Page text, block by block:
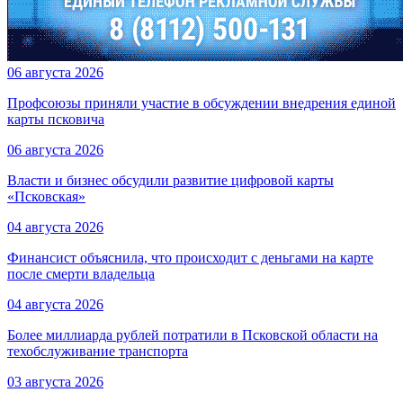
06 августа 2026
Профсоюзы приняли участие в обсуждении внедрения единой
карты псковича
06 августа 2026
Власти и бизнес обсудили развитие цифровой карты
«Псковская»
04 августа 2026
Финансист объяснила, что происходит с деньгами на карте
после смерти владельца
04 августа 2026
Более миллиарда рублей потратили в Псковской области на
техобслуживание транспорта
03 августа 2026